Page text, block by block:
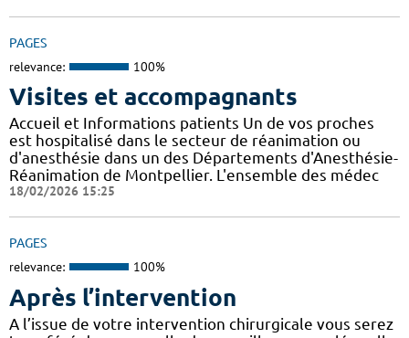
PAGES
relevance: 100%
Visites et accompagnants
Accueil et Informations patients Un de vos proches
est hospitalisé dans le secteur de réanimation ou
d'anesthésie dans un des Départements d'Anesthésie-
Réanimation de Montpellier. L'ensemble des médec
18/02/2026 15:25
PAGES
relevance: 100%
Après l’intervention
A l’issue de votre intervention chirurgicale vous serez